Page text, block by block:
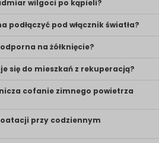
wilgoci po kąpieli?
podłączyć pod włącznik światła?
na żółknięcie?
się do mieszkań z rekuperacją?
cofanie zimnego powietrza
przy codziennym